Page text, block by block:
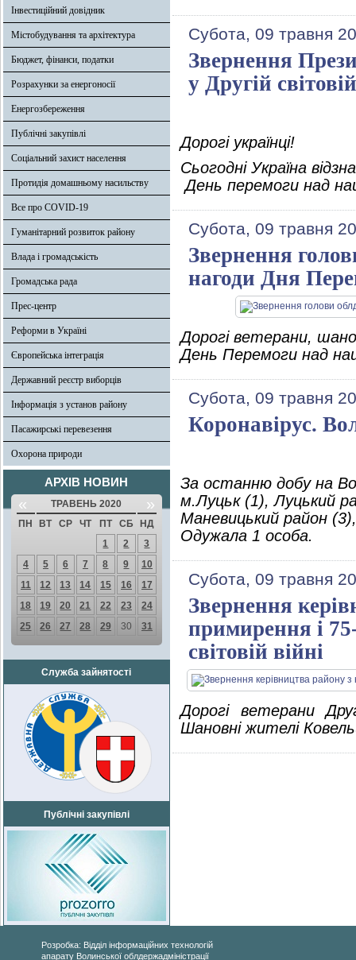
Інвестиційний довідник
Містобудування та архітектура
Бюджет, фінанси, податки
Розрахунки за енергоносії
Енергозбереження
Публічні закупівлі
Соціальний захист населення
Протидія домашньому насильству
Все про COVID-19
Гуманітарний розвиток району
Влада і громадськість
Громадська рада
Прес-центр
Реформи в Україні
Європейська інтеграція
Державний реєстр виборців
Інформація з установ району
Пасажирські перевезення
Охорона природи
АРХІВ НОВИН
« ТРАВЕНЬ 2020 »
ПН ВТ СР ЧТ ПТ СБ
НД
1
2
3
4
5 6 7 8 9
10
11
12 13 14 15 16
17
18
19 20 21 22 23
24
25
26 27 28 29 30 31
Служба зайнятості
Публічні закупівлі
Субота, 09 травня
Звернення
у Другій
Дорогі українці!
Сьогодні Україна
День перемоги над
Субота, 09 травня
Звернення
нагоди Дня
Дорогі ветерани,
День Перемоги над
Субота, 09 травня
Коронавірус.
За останню добу на
м.Луцьк (1), Луцький
Маневицький район
Одужала 1 особа.
Субота, 09 травня
Звернення
примирення і
світовій війні
Дорогі ветерани
Шановні жителі
Розробка: Відділ інформаційних технологій
апарату Волинської облдержадміністрації